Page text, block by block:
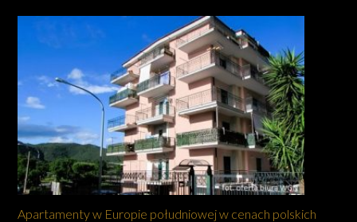
Apartamenty w Europie południowej w cenach polskich